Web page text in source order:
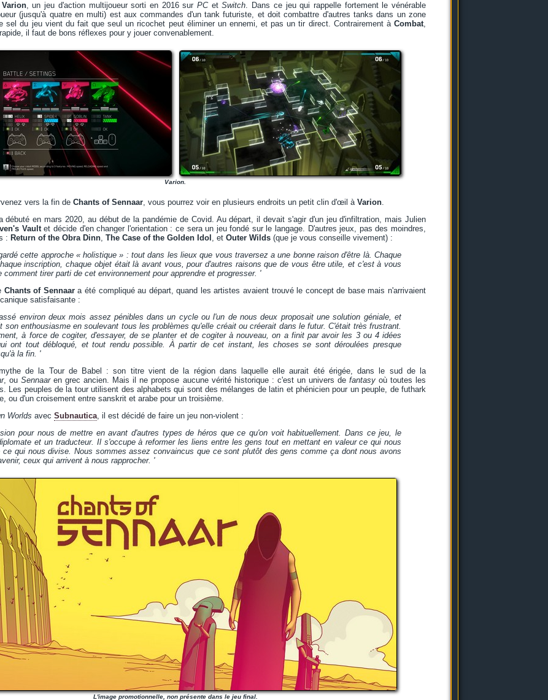
Varion, un jeu d'action multijoueur sorti en 2016 surPCetSwitch. Dans ce jeu qui rappelle fortement le vénérable
(jusqu'à quatre en multi) est aux commandes d'un tank futuriste, et doit combattre d'autres tanks dans un zone
sel du jeu vient du fait que seul un ricochet peut éliminer un ennemi, et pas un tir direct. Contrairement à Combat,
il faut de bons réflexes pour y jouer convenablement.
Varion.
vers la fin de Chants of Sennaar, vous pourrez voir en plusieurs endroits un petit clin d'œil à Varion.
débuté en mars 2020, au début de la pandémie de Covid. Au départ, il devait s'agir d'un jeu d'infiltration, mais Julien
Vaultet décide d'en changer l'orientation : ce sera un jeu fondé sur le langage. D'autres jeux, pas des moindres,
: Return of the Obra Dinn, The Case of the Golden Idol , et Outer Wilds (que je vous conseille vivement) :
cette approche « holistique » : tout dans les lieux que vous traversez a une bonne raison d'être là. Chaque
inscription, chaque objet était là avant vous, pour d'autres raisons que de vous être utile, et c'est à vous
comment tirer parti de cet environnement pour apprendre et progresser. '
Chants of Sennaara été compliqué au départ, quand les artistes avaient trouvé le concept de base mais n'arrivaient
satisfaisante :
environ deux mois assez pénibles dans un cycle ou l'un de nous deux proposait une solution géniale, et
son enthousiasme en soulevant tous les problèmes qu'elle créait ou créerait dans le futur. C'était très frustrant.
à force de cogiter, d'essayer, de se planter et de cogiter à nouveau, on a finit par avoir les 3 ou 4 idées
ont tout débloqué, et tout rendu possible. À partir de cet instant, les choses se sont déroulées presque
la fin. '
de la Tour de Babel : son titre vient de la région dans laquelle elle aurait été érigée, dans le sud de la
, ouSennaaren grec ancien. Mais il ne propose aucune vérité historique : c'est un univers de fantasyoù toutes les
Les peuples de la tour utilisent des alphabets qui sont des mélanges de latin et phénicien pour un peuple, de futhark
ou d'un croisement entre sanskrit et arabe pour un troisième.
Worlds avec Subnautica, il est décidé de faire un jeu non-violent :
pour nous de mettre en avant d'autres types de héros que ce qu'on voit habituellement. Dans ce jeu, le
et un traducteur. Il s'occupe à reformer les liens entre les gens tout en mettant en valeur ce qui nous
ce qui nous divise. Nous sommes assez convaincus que ce sont plutôt des gens comme ça dont nous avons
ceux qui arrivent à nous rapprocher. '
L'image promotionnelle, non présente dans le jeu final.